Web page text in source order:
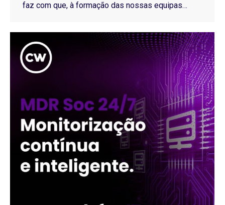
faz com que, à formação das nossas equipas…